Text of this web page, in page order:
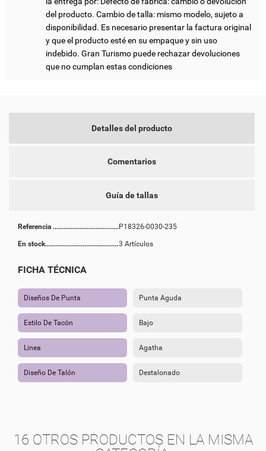
del producto. Cambio de talla: mismo modelo, sujeto a
disponibilidad. Es necesario presentar la factura original
y que el producto esté en su empaque y sin uso
indebido. Gran Turismo puede rechazar devoluciones
que no cumplan estas condiciones
Detalles del producto
Comentarios
Guía de tallas
Referencia P18326-0030-235
En stock 3 Artículos
FICHA TÉCNICA
Diseños De Punta Punta Aguda
Estilo De Tacón Bajo
Linea Agatha
Diseño De Talón Destalonado
16 OTROS PRODUCTOS EN LA MISMA